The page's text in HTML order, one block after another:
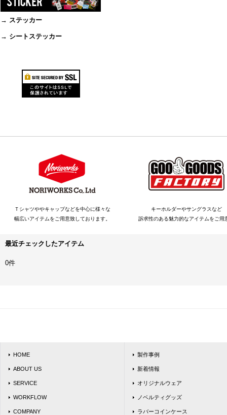
→ ステッカー
→ シートステッカー
Ｔシャツややキャップなどを中心に様々な
幅広いアイテムをご用意致しております。
キーホルダーやサングラスなど
訴求性のある魅力的なアイテムをご用
最近チェックしたアイテム
0件
HOME
ABOUT US
SERVICE
WORKFLOW
COMPANY
製作事例
新着情報
オリジナルウェア
ノベルティグッズ
ラバーコインケース